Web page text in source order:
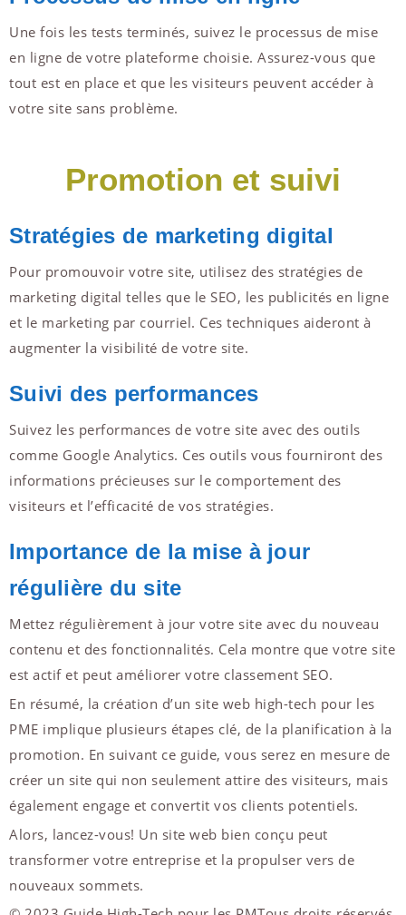
Une fois les tests terminés, suivez le processus de mise
en ligne de votre plateforme choisie. Assurez-vous que
tout est en place et que les visiteurs peuvent accéder à
votre site sans problème.
Promotion et suivi
Stratégies de marketing digital
Pour promouvoir votre site, utilisez des stratégies de
marketing digital telles que le SEO, les publicités en ligne
et le marketing par courriel. Ces techniques aideront à
augmenter la visibilité de votre site.
Suivi des performances
Suivez les performances de votre site avec des outils
comme Google Analytics. Ces outils vous fourniront des
informations précieuses sur le comportement des
visiteurs et l’efficacité de vos stratégies.
Importance de la mise à jour
régulière du site
Mettez régulièrement à jour votre site avec du nouveau
contenu et des fonctionnalités. Cela montre que votre site
est actif et peut améliorer votre classement SEO.
En résumé, la création d’un site web high-tech pour les
PME implique plusieurs étapes clé, de la planification à la
promotion. En suivant ce guide, vous serez en mesure de
créer un site qui non seulement attire des visiteurs, mais
également engage et convertit vos clients potentiels.
Alors, lancez-vous! Un site web bien conçu peut
transformer votre entreprise et la propulser vers de
nouveaux sommets.